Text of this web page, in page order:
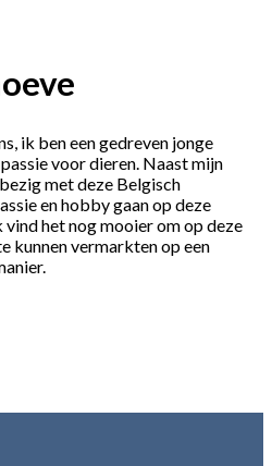
ik ben een gedreven jonge
voor dieren. Naast mijn
met deze Belgisch
en hobby gaan op deze
vind het nog mooier om op deze
kunnen vermarkten op een